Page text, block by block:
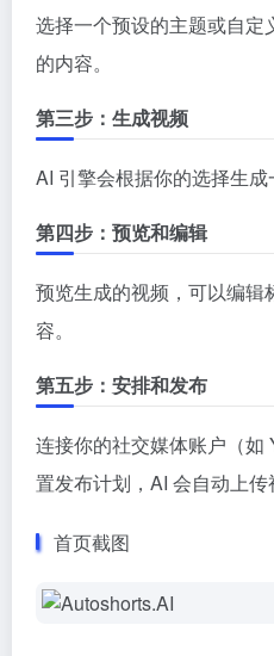
选择一个预设的主题或自定
的内容。
第三步：生成视频
AI 引擎会根据你的选择生成
第四步：预览和编辑
预览生成的视频，可以编辑
容。
第五步：安排和发布
连接你的社交媒体账户（如
置发布计划，AI 会自动上传
首页截图